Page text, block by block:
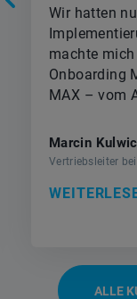
Wir hatten
machte
Onboarding
MAX – vom
Marcin
Vertriebsleiter
ALLE